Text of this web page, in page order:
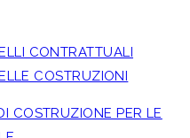
CONTRATTUALI
COSTRUZIONI
COSTRUZIONE PER LE